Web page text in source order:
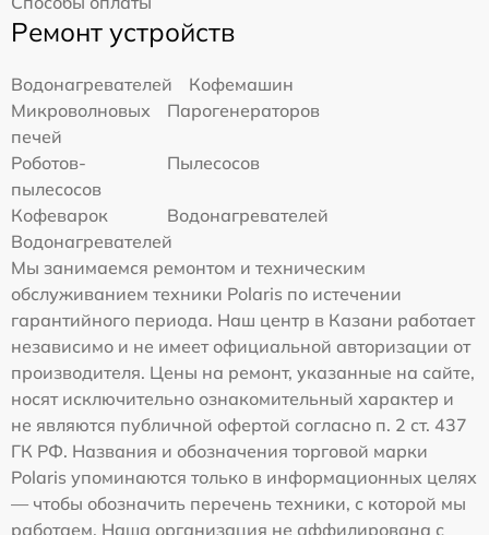
Ремонт устройств
Водонагревателей
Кофемашин
Микроволновых
печей
Парогенераторов
Роботов-
пылесосов
Пылесосов
Кофеварок
Водонагревателей
Водонагревателей
Мы занимаемся ремонтом и техническим
обслуживанием техники Polaris по истечении
гарантийного периода. Наш центр в Казани работает
независимо и не имеет официальной авторизации от
производителя. Цены на ремонт, указанные на сайте,
носят исключительно ознакомительный характер и
не являются публичной офертой согласно п. 2 ст. 437
ГК РФ. Названия и обозначения торговой марки
Polaris упоминаются только в информационных целях
— чтобы обозначить перечень техники, с которой мы
работаем. Наша организация не аффилирована с